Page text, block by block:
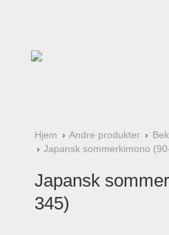
Hjem Andre produkter
Japansk sommerkimono
Japansk
345)